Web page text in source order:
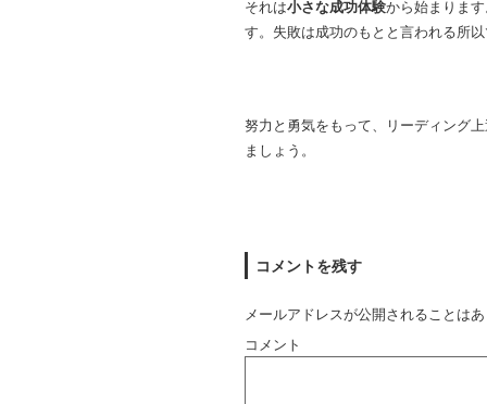
それは小さな成功体験から始まりま
す。失敗は成功のもとと言われる所
努力と勇気をもって、リーディング
ましょう。
コメントを残す
メールアドレスが公開されることは
コメント